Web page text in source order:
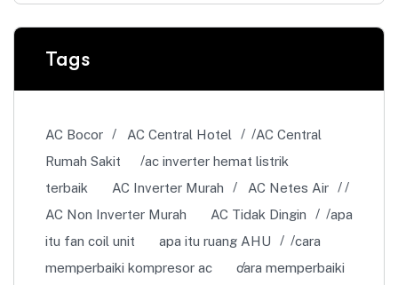
Tags
AC Bocor AC Central Hotel
AC Central
Rumah Sakit
ac inverter hemat listrik
terbaik
AC Inverter Murah
AC Netes Air
AC Non Inverter Murah
AC Tidak Dingin
apa
itu fan coil unit
apa itu ruang AHU
cara
memperbaiki kompresor ac
cara memperbaiki